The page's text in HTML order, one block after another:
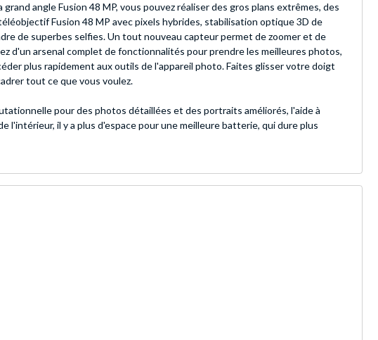
angle Fusion 48 MP, vous pouvez réaliser des gros plans extrêmes, des
Fusion 48 MP avec pixels hybrides, stabilisation optique 3D de
de superbes selfies. Un tout nouveau capteur permet de zoomer et de
d'un arsenal complet de fonctionnalités pour prendre les meilleures photos,
plus rapidement aux outils de l'appareil photo. Faites glisser votre doigt
tout ce que vous voulez.
pour des photos détaillées et des portraits améliorés, l'aide à
l'intérieur, il y a plus d'espace pour une meilleure batterie, qui dure plus